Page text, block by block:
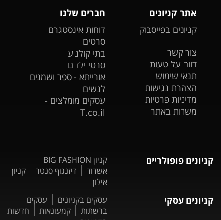
אתר קניונים
קניונים בפייסבוק
צור קשר
דווח על טעות
תנאי שימוש
הצהרת נגישות
מדיניות פרטיות
משרות באתר
חברים שלנו
דוחות אינסטגרם
סרטים
בתי קולנוע
סרטי ילדים
אורייתא - ספר ושמנים
לנשים
עסקים מומלצים -
T.co.il
קניונים פופולריים
קניון BIG FASHION
אשדוד
דיזנגוף סנטר
קניון
אילון
קניונים עסקי עסקים בקניונים
עסקים
ברשתות
קמעונאות
חדשות